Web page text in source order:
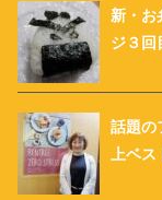
新・お
ジ３回
話題の
上ベス